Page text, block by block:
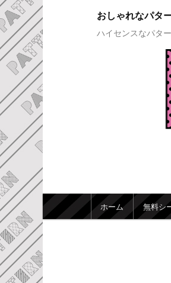
おしゃれなパタ
ハイセンスなパタ
メインメニュー
メインコンテ
サブコンテン
ホーム 無料シ